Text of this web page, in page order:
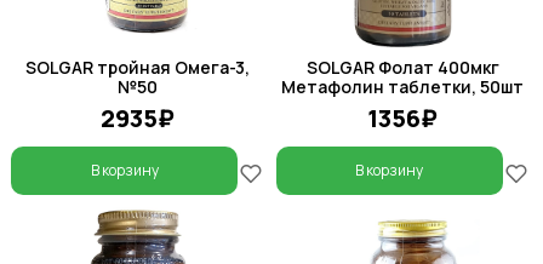
SOLGAR тройная Омега-3,
№50
2935₽
В корзину
SOLGAR Фолат 400мкг
Метафолин таблетки, 50шт
1356₽
В корзину